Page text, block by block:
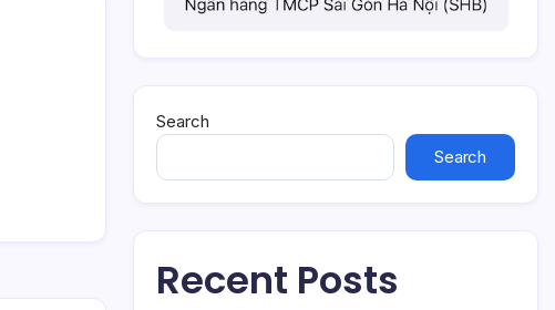
Search
Search
Recent Posts